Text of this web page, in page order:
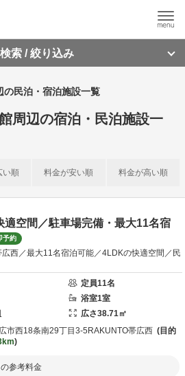
索 / 絞り込み
の民泊・宿泊施設一覧
周辺の宿泊・民泊施設一
い順 料金が安い順 料金が高い順
適空間／駐車場完備・最大11名宿
予約
広西／最大11名宿泊可能／4LDKの快適空間／民
定員11名
浴室1室
広さ38.71㎡
市西18条南29丁目3-5 RAKUNTO帯広西
目的
参考料金